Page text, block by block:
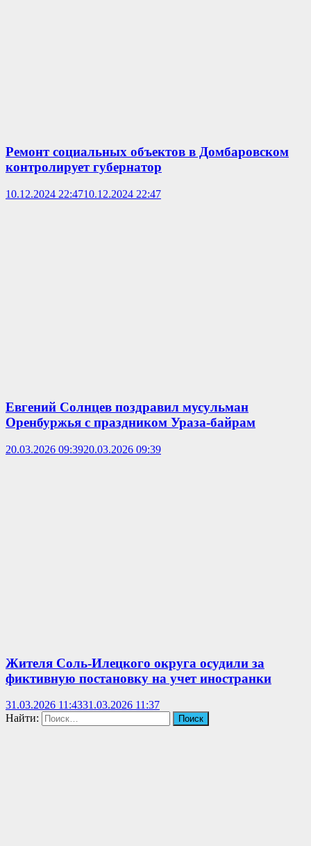
Ремонт социальных объектов в Домбаровском
контролирует губернатор
10.12.2024 22:4710.12.2024 22:47
Евгений Солнцев поздравил мусульман
Оренбуржья с праздником Ураза‑байрам
20.03.2026 09:3920.03.2026 09:39
Жителя Соль-Илецкого округа осудили за
фиктивную постановку на учет иностранки
31.03.2026 11:4331.03.2026 11:37
Найти: